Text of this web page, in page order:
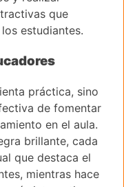
que
estudiantes.
práctica, sino
de fomentar
en el aula.
brillante, cada
que destaca el
mientras hace